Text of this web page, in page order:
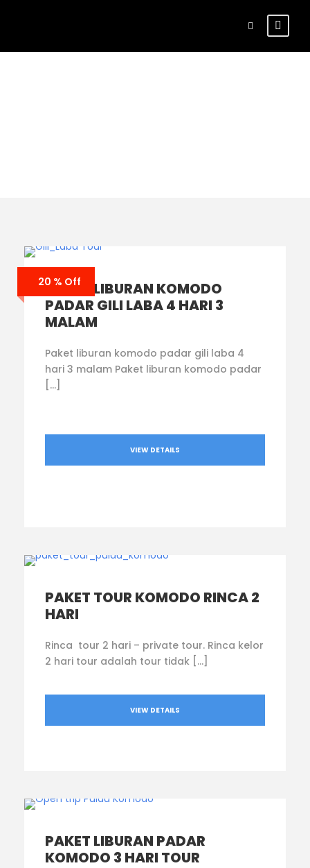
20 % Off
PAKET LIBURAN KOMODO
PADAR GILI LABA 4 HARI 3
MALAM
Paket liburan komodo padar gili laba 4
hari 3 malam Paket liburan komodo padar
[…]
VIEW DETAILS
PAKET TOUR KOMODO RINCA 2
HARI
Rinca tour 2 hari – private tour. Rinca kelor
2 hari tour adalah tour tidak […]
VIEW DETAILS
PAKET LIBURAN PADAR
KOMODO 3 HARI TOUR